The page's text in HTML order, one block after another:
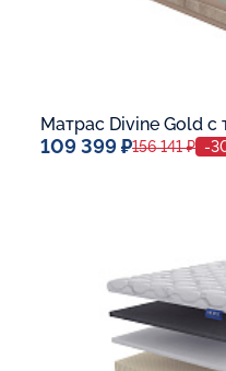
109 399 ₽156 141 ₽ -
В